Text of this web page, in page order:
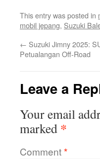
This entry was posted in
mobil jepang, Suzuki
← Suzuki Jimny 2025:
Petualangan Off-Road
Leave a
Your email
marked *
Comment*